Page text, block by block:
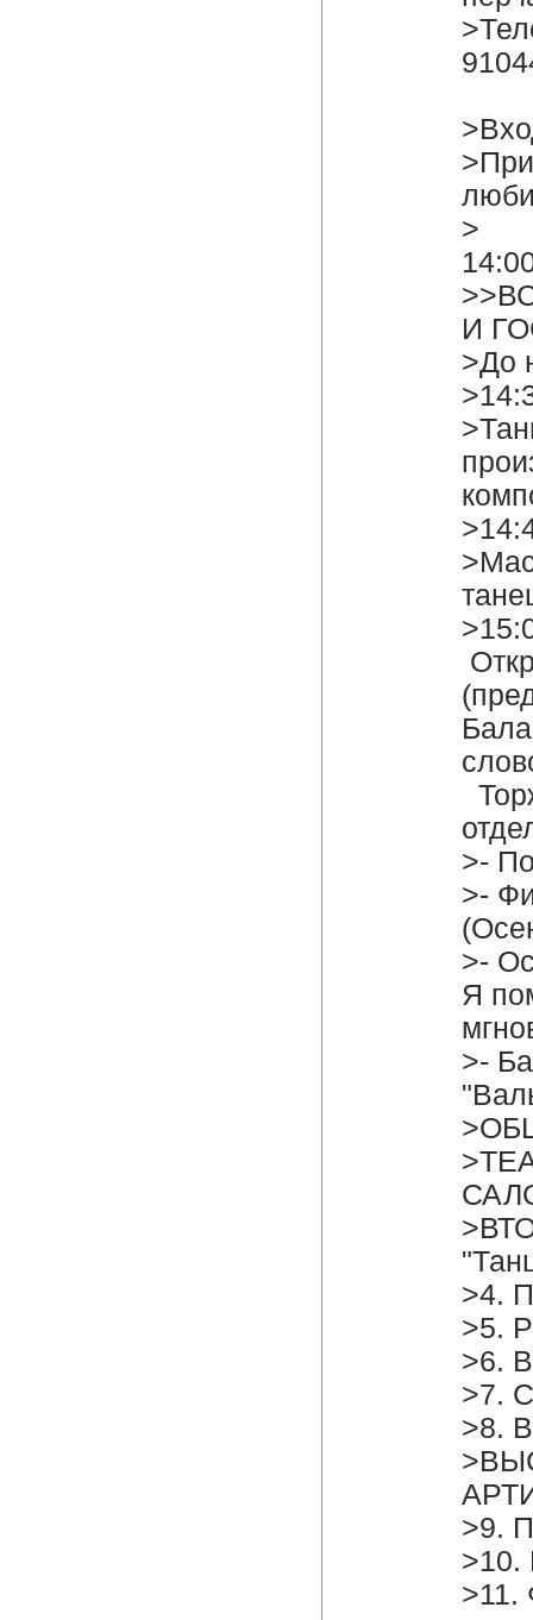
>
И
>До
>-
>-
>-
Я
>-
>4.
>5.
>6.
>7.
>8.​
>9.
>10.
>11.